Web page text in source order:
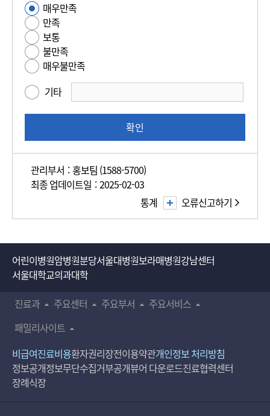
사
용
편
의
성
족
사
매우만족
만족
보통
불만족
매우불만족
기타
확인
관리부서 : 홍보팀 (1588-5700)
최종 업데이트일 : 2025-02-03
오류신고하기
통계
어린이병원암병원분당서울대병원보라매병원강남센터
서울대학교의과대학
진료과
주요센터 주요부서
주요서비스
패밀리사이트
비급여진료비용환자권리장전이용약관개인정보 처리방침
정보공개정보무단수집거부공개뷰어 다운로드진료협력센터
장례식장